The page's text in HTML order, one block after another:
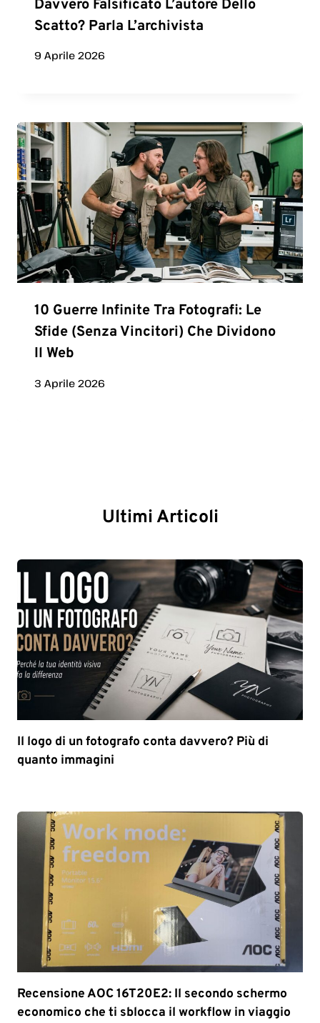
Davvero Falsificato L’autore Dello
Scatto? Parla L’archivista
9 Aprile 2026
10 Guerre Infinite Tra Fotografi: Le
Sfide (senza Vincitori) Che Dividono
Il Web
3 Aprile 2026
Ultimi Articoli
Il logo di un fotografo conta davvero? Più di
quanto immagini
Recensione AOC 16T20E2: Il secondo schermo
economico che ti sblocca il workflow in viaggio